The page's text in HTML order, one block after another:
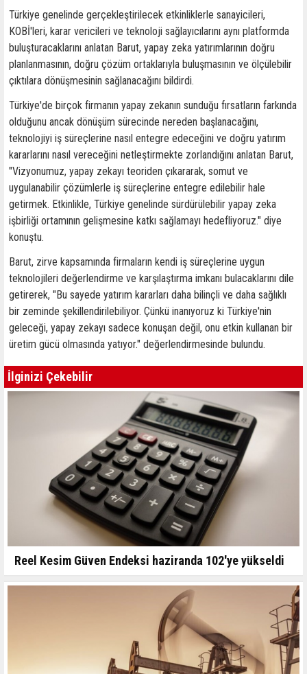
Türkiye genelinde gerçekleştirilecek etkinliklerle sanayicileri,
KOBİ'leri, karar vericileri ve teknoloji sağlayıcılarını aynı platformda
buluşturacaklarını anlatan Barut, yapay zeka yatırımlarının doğru
planlanmasının, doğru çözüm ortaklarıyla buluşmasının ve ölçülebilir
çıktılara dönüşmesinin sağlanacağını bildirdi.
Türkiye'de birçok firmanın yapay zekanın sunduğu fırsatların farkında
olduğunu ancak dönüşüm sürecinde nereden başlanacağını,
teknolojiyi iş süreçlerine nasıl entegre edeceğini ve doğru yatırım
kararlarını nasıl vereceğini netleştirmekte zorlandığını anlatan Barut,
"Vizyonumuz, yapay zekayı teoriden çıkararak, somut ve
uygulanabilir çözümlerle iş süreçlerine entegre edilebilir hale
getirmek. Etkinlikle, Türkiye genelinde sürdürülebilir yapay zeka
işbirliği ortamının gelişmesine katkı sağlamayı hedefliyoruz." diye
konuştu.
Barut, zirve kapsamında firmaların kendi iş süreçlerine uygun
teknolojileri değerlendirme ve karşılaştırma imkanı bulacaklarını dile
getirerek, "Bu sayede yatırım kararları daha bilinçli ve daha sağlıklı
bir zeminde şekillendirilebiliyor. Çünkü inanıyoruz ki Türkiye'nin
geleceği, yapay zekayı sadece konuşan değil, onu etkin kullanan bir
üretim gücü olmasında yatıyor." değerlendirmesinde bulundu.
İlginizi Çekebilir
Reel Kesim Güven Endeksi haziranda 102'ye yükseldi